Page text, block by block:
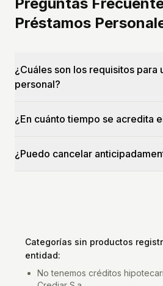
Préstamos
¿Cuáles son los requisitos para
personal?
¿En cuánto tiempo se acredita
¿Puedo cancelar
Categorías sin productos
entidad:
No tenemos créditos